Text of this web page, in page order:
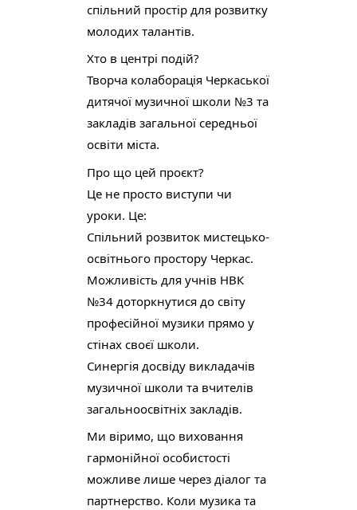
спільний простір для розвитку
молодих талантів.
Хто в центрі подій?
Творча колаборація Черкаської
дитячої музичної школи №3 та
закладів загальної середньої
освіти міста.
Про що цей проєкт?
Це не просто виступи чи
уроки. Це:
Спільний розвиток мистецько-
освітнього простору Черкас.
Можливість для учнів НВК
№34 доторкнутися до світу
професійної музики прямо у
стінах своєї школи.
Синергія досвіду викладачів
музичної школи та вчителів
загальноосвітніх закладів.
Ми віримо, що виховання
гармонійної особистості
можливе лише через діалог та
партнерство. Коли музика та